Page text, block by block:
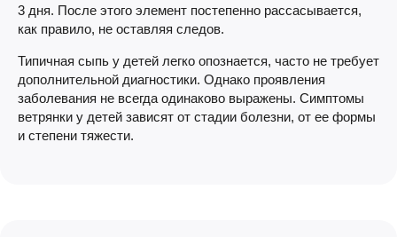
3 дня. После этого элемент постепенно рассасывается,
как правило, не оставляя следов.
Типичная сыпь у детей легко опознается, часто не требует
дополнительной диагностики. Однако проявления
заболевания не всегда одинаково выражены. Симптомы
ветрянки у детей зависят от стадии болезни, от ее формы
и степени тяжести.